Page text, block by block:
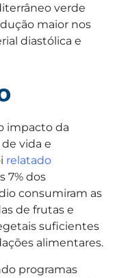
verde
maior nos
diastólica e
impacto da
vida e
relatado
7% dos
consumiram as
de frutas e
suficientes
alimentares.
programas